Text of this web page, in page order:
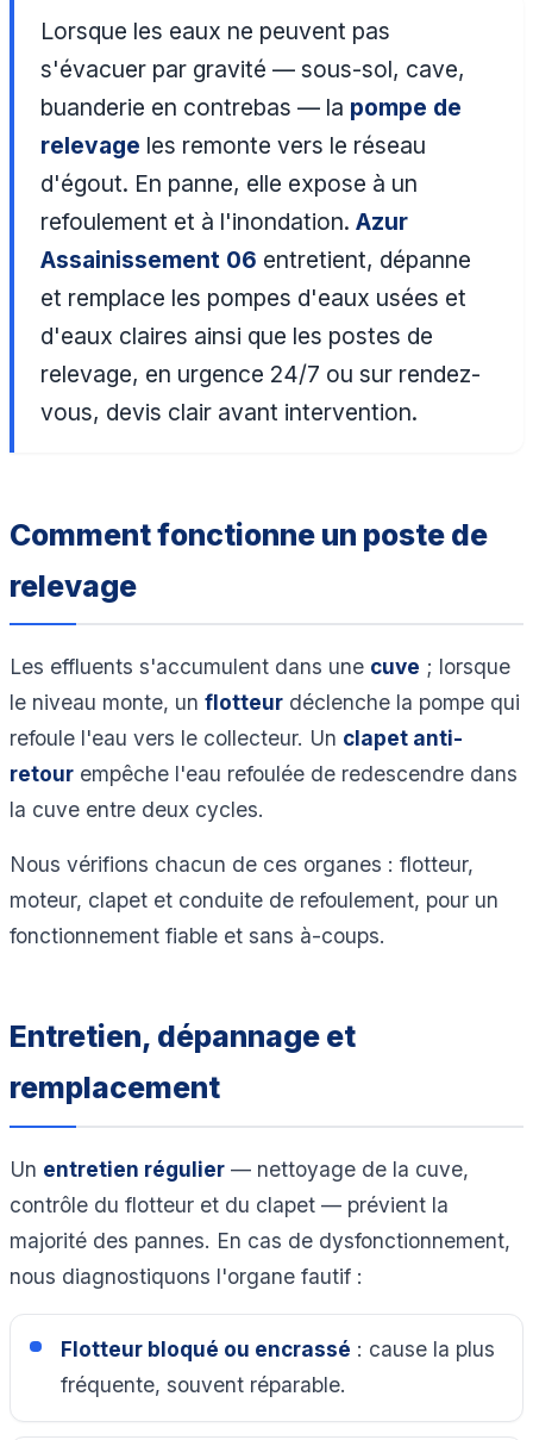
Lorsque les eaux ne peuvent pas
s'évacuer par gravité — sous-sol, cave,
buanderie en contrebas — la pompe de
relevage les remonte vers le réseau
d'égout. En panne, elle expose à un
refoulement et à l'inondation.Azur
Assainissement 06 entretient, dépanne
et remplace les pompes d'eaux usées et
d'eaux claires ainsi que les postes de
relevage, en urgence 24/7 ou sur rendez-
vous, devis clair avant intervention.
Comment fonctionne un poste de
relevage
Les effluents s'accumulent dans une cuve ; lorsque
le niveau monte, un flotteur déclenche la pompe qui
refoule l'eau vers le collecteur. Un clapet anti-
retour empêche l'eau refoulée de redescendre dans
la cuve entre deux cycles.
Nous vérifions chacun de ces organes : flotteur,
moteur, clapet et conduite de refoulement, pour un
fonctionnement fiable et sans à-coups.
Entretien, dépannage et
remplacement
Un entretien régulier — nettoyage de la cuve,
contrôle du flotteur et du clapet — prévient la
majorité des pannes. En cas de dysfonctionnement,
nous diagnostiquons l'organe fautif :
Flotteur bloqué ou encrassé : cause la plus
fréquente, souvent réparable.